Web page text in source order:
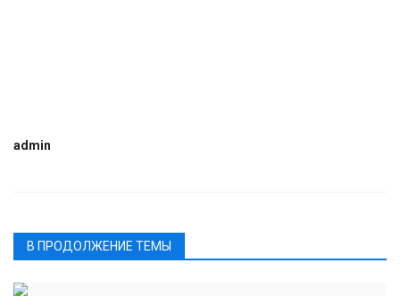
admin
В ПРОДОЛЖЕНИЕ ТЕМЫ